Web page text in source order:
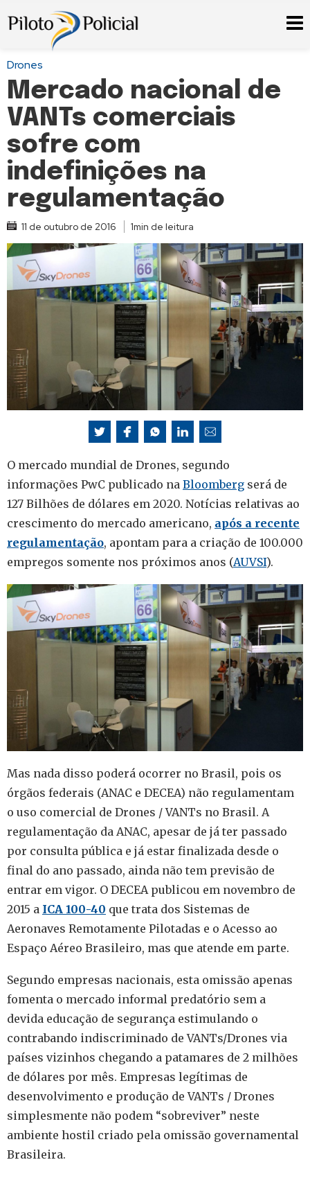
Drones
Mercado nacional de
VANTs comerciais
sofre com
indefinições na
regulamentação
11 de outubro de 2016 1min de leitura
O mercado mundial de Drones, segundo
informações PwC publicado na Bloomberg será de
127 Bilhões de dólares em 2020. Notícias relativas ao
crescimento do mercado americano, após a recente
regulamentação, apontam para a criação de 100.000
empregos somente nos próximos anos (AUVSI).
Mas nada disso poderá ocorrer no Brasil, pois os
órgãos federais (ANAC e DECEA) não regulamentam
o uso comercial de Drones / VANTs no Brasil. A
regulamentação da ANAC, apesar de já ter passado
por consulta pública e já estar finalizada desde o
final do ano passado, ainda não tem previsão de
entrar em vigor. O DECEA publicou em novembro de
2015 a ICA 100-40 que trata dos Sistemas de
Aeronaves Remotamente Pilotadas e o Acesso ao
Espaço Aéreo Brasileiro, mas que atende em parte.
Segundo empresas nacionais, esta omissão apenas
fomenta o mercado informal predatório sem a
devida educação de segurança estimulando o
contrabando indiscriminado de VANTs/Drones via
países vizinhos chegando a patamares de 2 milhões
de dólares por mês. Empresas legítimas de
desenvolvimento e produção de VANTs / Drones
simplesmente não podem “sobreviver” neste
ambiente hostil criado pela omissão governamental
Brasileira.